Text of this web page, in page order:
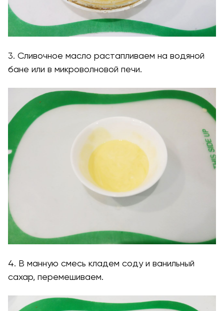
3. Сливочное масло растапливаем на водяной
бане или в микроволновой печи.
4. В манную смесь кладем соду и ванильный
сахар, перемешиваем.